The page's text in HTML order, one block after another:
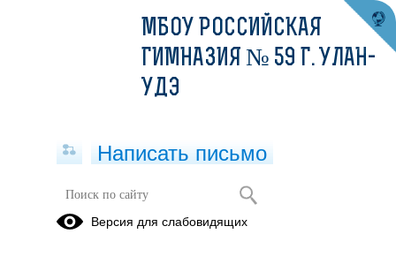
Режим питания
МБОУ РОССИЙСКАЯ
ГИМНАЗИЯ № 59 Г. УЛАН-
УДЭ
Написать письмо
Версия для слабовидящих